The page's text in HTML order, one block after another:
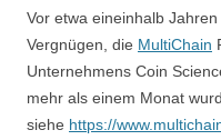
Vor etwa eineinhalb
Vergnügen, die MultiChain
Unternehmens Coin
mehr als einem Monat
siehe https://